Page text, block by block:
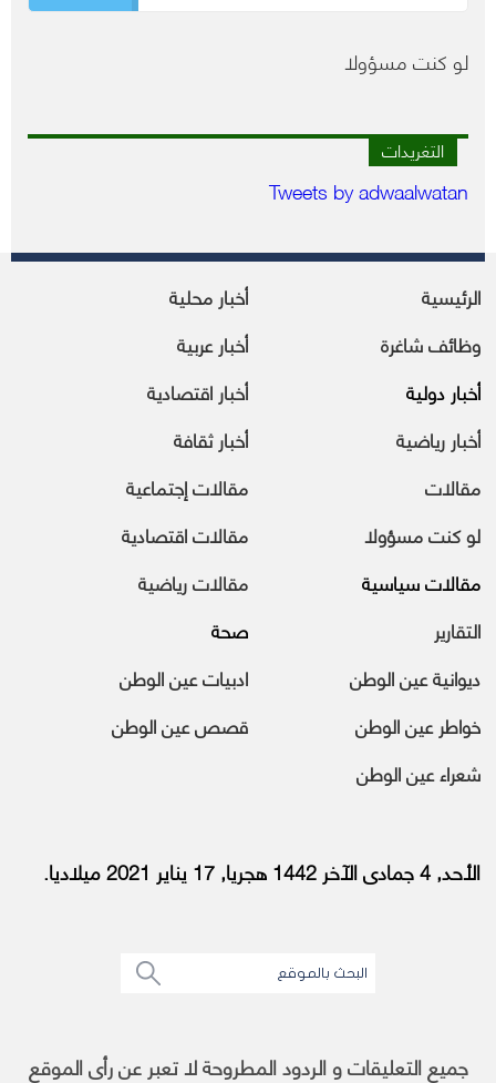
لو كنت مسؤولا
التغريدات
Tweets by adwaalwatan
الرئيسية
أخبار محلية
وظائف شاغرة
أخبار عربية
أخبار دولية
أخبار اقتصادية
أخبار رياضية
أخبار ثقافة
مقالات
مقالات إجتماعية
لو كنت مسؤولا
مقالات اقتصادية
مقالات سياسية
مقالات رياضية
التقارير
صحة
ديوانية عين الوطن
ادبيات عين الوطن
خواطر عين الوطن
قصص عين الوطن
شعراء عين الوطن
الأحد, 4 جمادى الآخر 1442 هجريا, 17 يناير 2021 ميلاديا.
جميع التعليقات و الردود المطروحة لا تعبر عن رأى الموقع